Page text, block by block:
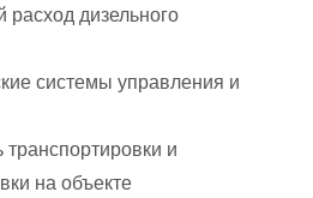
дизельного
системы управления и
и
на объекте